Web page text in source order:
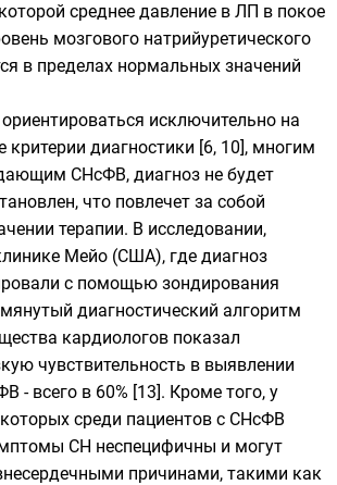
среднее давление в ЛП в покое
мозгового натрийуретического
в пределах нормальных значений
исключительно на
диагностики [6, 10], многим
СНсФВ, диагноз не будет
что повлечет за собой
терапии. В исследовании,
Мейо (США), где диагноз
с помощью зондирования
диагностический алгоритм
кардиологов показал
чувствительность в выявлении
- всего в 60% [13]. Кроме того, у
среди пациентов с СНсФВ
СН неспецифичны и могут
причинами, такими как